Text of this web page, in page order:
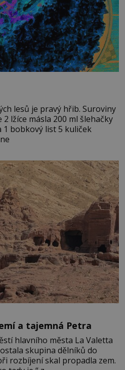
je pravý hřib. Suroviny
lžíce másla 200 ml šlehačky
1 bobkový list 5 kuliček
a tajemná Petra
hlavního města La Valetta
skupina dělníků do
rozbíjení skal propadla zem.